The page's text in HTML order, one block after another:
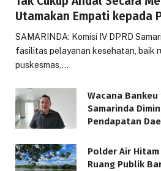
Utamakan Empati kepada
SAMARINDA: Komisi IV DPRD
fasilitas pelayanan kesehatan, baik
puskesmas,…
Wacana Bankeu
Samarinda
Pendapatan
Polder Air
Ruang Publik